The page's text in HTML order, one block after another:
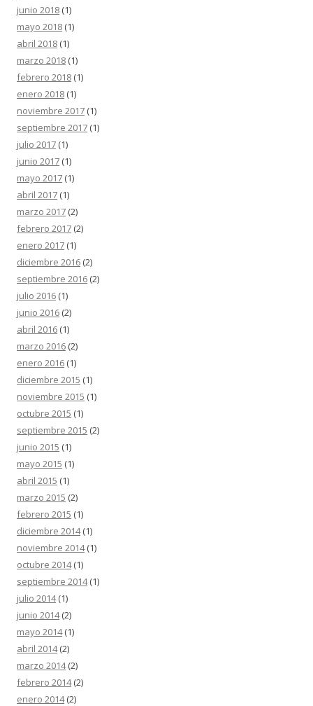
junio 2018 (1)
mayo 2018 (1)
abril 2018 (1)
marzo 2018 (1)
febrero 2018 (1)
enero 2018 (1)
noviembre 2017 (1)
septiembre 2017 (1)
julio 2017 (1)
junio 2017 (1)
mayo 2017 (1)
abril 2017 (1)
marzo 2017 (2)
febrero 2017 (2)
enero 2017 (1)
diciembre 2016 (2)
septiembre 2016 (2)
julio 2016 (1)
junio 2016 (2)
abril 2016 (1)
marzo 2016 (2)
enero 2016 (1)
diciembre 2015 (1)
noviembre 2015 (1)
octubre 2015 (1)
septiembre 2015 (2)
junio 2015 (1)
mayo 2015 (1)
abril 2015 (1)
marzo 2015 (2)
febrero 2015 (1)
diciembre 2014(1)
noviembre 2014(1)
octubre 2014(1)
septiembre 2014(1)
julio 2014(1)
junio 2014(2)
mayo 2014(1)
abril 2014(2)
marzo 2014(2)
febrero 2014(2)
enero 2014(2)